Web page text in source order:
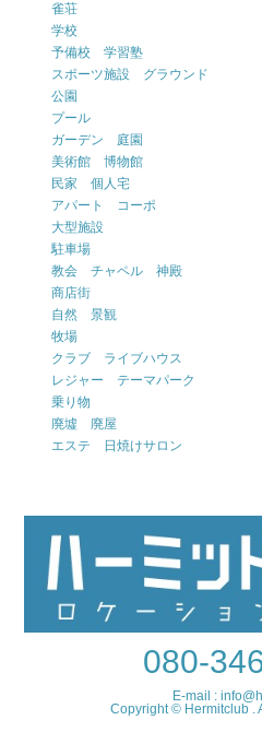
雀荘
学校
予備校 学習塾
スポーツ施設 グラウンド
公園
プール
ガーデン 庭園
美術館 博物館
民家 個人宅
アパート コーポ
大型施設
駐車場
教会 チャペル 神殿
商店街
自然 景観
牧場
クラブ ライブハウス
レジャー テーマパーク
乗り物
廃墟 廃屋
エステ 日焼けサロン
080-
E-mail :
Copyright © Hermitclub .